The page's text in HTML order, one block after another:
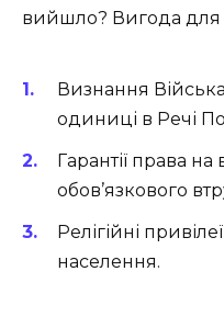
вийшло? Вигода для
Визнання
одиниці в Речі
Гарантії права
обов’язкового
Релігійні
населення.